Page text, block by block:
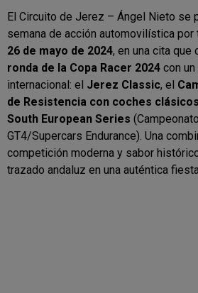
El Circuito de Jerez – Ángel Nieto se
semana de acción automovilística
26 de mayo de 2024, en una cita que
ronda de la Copa Racer 2024 con
internacional: el Jerez Classic, el
de Resistencia con coches clásicos
South European Series
GT4/Supercars Endurance). Una
competición moderna y sabor
trazado andaluz en una auténtica